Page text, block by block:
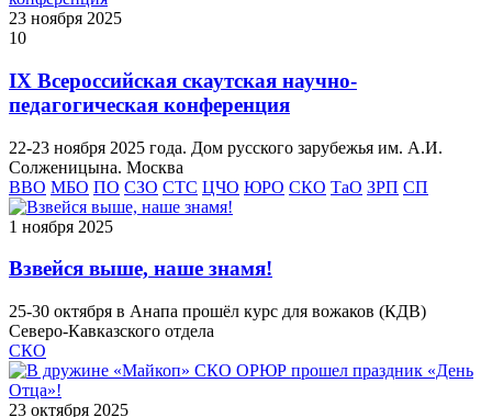
23 ноября 2025
10
IX Всероссийская скаутская научно-
педагогическая конференция
22-23 ноября 2025 года. Дом русского зарубежья им. А.И.
Солженицына. Москва
ВВО МБО ПО СЗО СТС ЦЧО ЮРО СКО ТаО ЗРП СП
1 ноября 2025
Взвейся выше, наше знамя!
25-30 октября в Анапа прошёл курс для вожаков (КДВ)
Северо-Кавказского отдела
СКО
23 октября 2025